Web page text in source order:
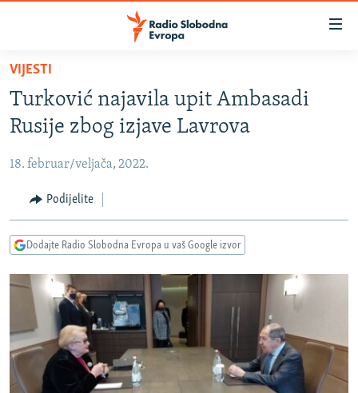
Pređite
glavni
sadržaj
na
navigaciju
Pređite
na
VIJESTI
BOSNA I HERCEGOVINA
SRBIJA
KOSOVO
CRNA GORA
VIDEO
FOTOGALERIJE
INFOGRAFIKE
PODCASTI
RAT U UKRAJINI
KINA NA BALKANU
RSE PRIČE IZ SVIJETA
ISPRIČAJ MI
VIJESTI
Turković najavila upit Ambasadi
Rusije zbog izjave Lavrova
18. februar/veljača, 2022.
Podijelite
Dodajte Radio Slobodna Evropa u vaš Google izvor